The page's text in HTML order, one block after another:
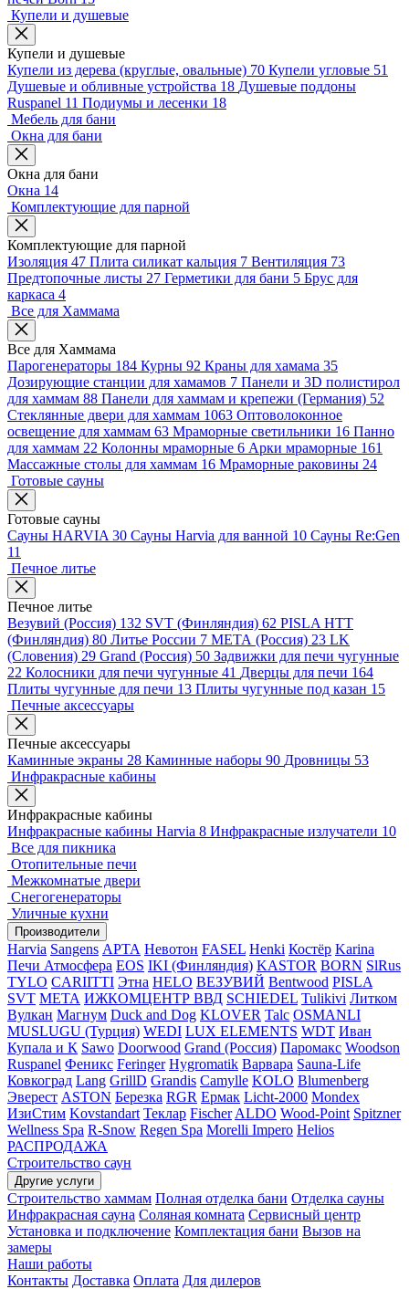
Купели и душевые
Купели и душевые
Купели из дерева (круглые, овальные) 70 Купели угловые 51
Душевые и обливные устройства 18 Душевые поддоны
Ruspanel 11 Подиумы и лесенки 18
Мебель для бани
Окна для бани
Окна для бани
Окна 14
Комплектующие для парной
Комплектующие для парной
Изоляция 47 Плита силикат кальция 7 Вентиляция 73
Предтопочные листы 27 Герметики для бани 5 Брус для
каркаса 4
Все для Хаммама
Все для Хаммама
Парогенераторы 184 Курны 92 Краны для хамама 35
Дозирующие станции для хамамов 7 Панели и 3D полистирол
для хаммам 88 Панели для хаммам и крепежи (Германия) 52
Стеклянные двери для хаммам 1063 Оптоволоконное
освещение для хаммам 63 Мраморные светильники 16 Панно
для хаммам 22 Колонны мраморные 6 Арки мраморные 161
Массажные столы для хаммам 16 Мраморные раковины 24
Готовые сауны
Готовые сауны
Сауны HARVIA 30 Сауны Harvia для ванной 10 Сауны Re:Gen
11
Печное литье
Печное литье
Везувий (Россия) 132 SVT (Финляндия) 62 PISLA HTT
(Финляндия) 80 Литье России 7 МЕТА (Россия) 23 LK
(Словения) 29 Grand (Россия) 50 Задвижки для печи чугунные
22 Колосники для печи чугунные 41 Дверцы для печи 164
Плиты чугунные для печи 13 Плиты чугунные под казан 15
Печные аксессуары
Печные аксессуары
Каминные экраны 28 Каминные наборы 90 Дровницы 53
Инфракрасные кабины
Инфракрасные кабины
Инфракрасные кабины Harvia 8 Инфракрасные излучатели 10
Все для пикника
Отопительные печи
Межкомнатые двери
Снегогенераторы
Уличные кухни
Производители
Harvia Sangens АРТА Невотон FASEL Henki Костёр Karina
Печи Атмосфера EOS IKI (Финляндия) KASTOR BORN SlRus
TYLO CARIITTI Этна HELO ВЕЗУВИЙ Bentwood PISLA
SVT МЕТА ИЖКОМЦЕНТР ВВД SCHIEDEL Tulikivi Литком
Вулкан Магнум Duck and Dog KLOVER Talc OSMANLI
MUSLUGU (Турция) WEDI LUX ELEMENTS WDT Иван
Купала и К Sawo Doorwood Grand (Россия) Паромакс Woodson
Ruspanel Феникс Feringer Hygromatik Варвара Sauna-Life
Ковкоград Lang GrillD Grandis Camylle KOLO Blumenberg
Эверест ASTON Березка RGR Ермак Licht-2000 Mondex
ИзиСтим Kovstandart Теклар Fischer ALDO Wood-Point Spitzner
Wellness Spa R-Snow Regen Spa Morelli Impero Helios
РАСПРОДАЖА
Строительство саун
Другие услуги
Строительство хаммам Полная отделка бани Отделка сауны
Инфракрасная сауна Соляная комната Сервисный центр
Установка и подключение Комплектация бани Вызов на
замеры
Наши работы
Контакты Доставка Оплата Для дилеров